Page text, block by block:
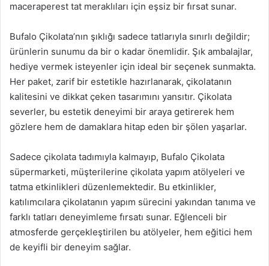
maceraperest tat meraklıları için eşsiz bir fırsat sunar.
Bufalo Çikolata’nın şıklığı sadece tatlarıyla sınırlı değildir;
ürünlerin sunumu da bir o kadar önemlidir. Şık ambalajlar,
hediye vermek isteyenler için ideal bir seçenek sunmakta.
Her paket, zarif bir estetikle hazırlanarak, çikolatanın
kalitesini ve dikkat çeken tasarımını yansıtır. Çikolata
severler, bu estetik deneyimi bir araya getirerek hem
gözlere hem de damaklara hitap eden bir şölen yaşarlar.
Sadece çikolata tadımıyla kalmayıp, Bufalo Çikolata
süpermarketi, müşterilerine çikolata yapım atölyeleri ve
tatma etkinlikleri düzenlemektedir. Bu etkinlikler,
katılımcılara çikolatanın yapım sürecini yakından tanıma ve
farklı tatları deneyimleme fırsatı sunar. Eğlenceli bir
atmosferde gerçekleştirilen bu atölyeler, hem eğitici hem
de keyifli bir deneyim sağlar.